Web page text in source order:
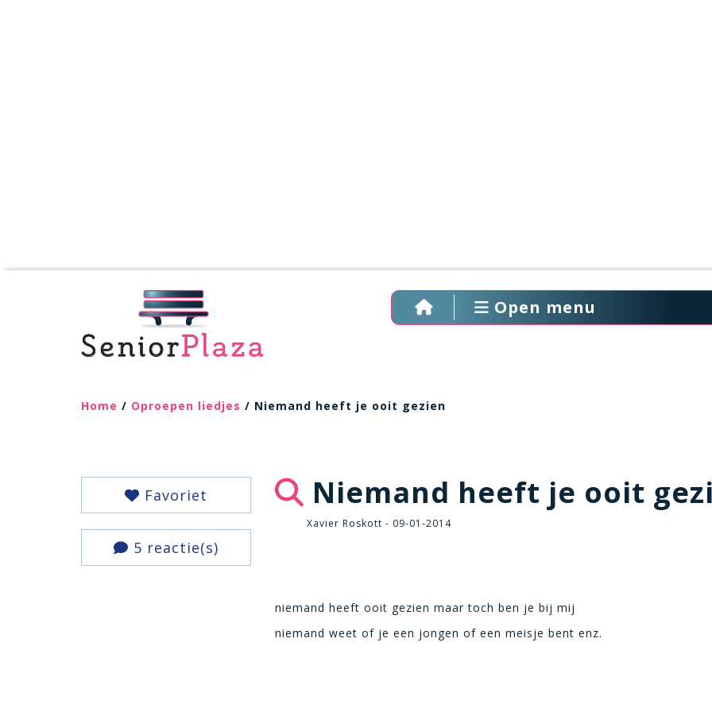
Open menu
Home / Oproepen liedjes / Niemand heeft je ooit gezien
Favoriet
5 reactie(s)
Niemand heeft je ooit
Xavier Roskott - 09-01-2014
niemand heeft ooit gezien maar toch ben je bij mij
niemand weet of je een jongen of een meisje bent enz.